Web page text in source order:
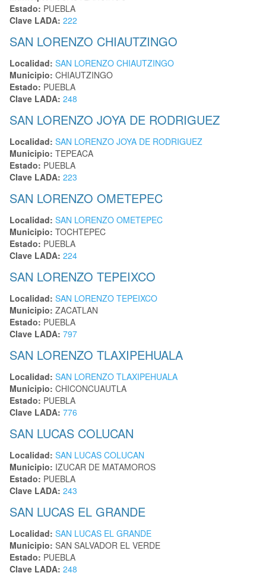
Estado: PUEBLA
Clave LADA: 222
SAN LORENZO CHIAUTZINGO
Localidad: SAN LORENZO CHIAUTZINGO
Municipio: CHIAUTZINGO
Estado: PUEBLA
Clave LADA: 248
SAN LORENZO JOYA DE RODRIGUEZ
Localidad: SAN LORENZO JOYA DE RODRIGUEZ
Municipio: TEPEACA
Estado: PUEBLA
Clave LADA: 223
SAN LORENZO OMETEPEC
Localidad: SAN LORENZO OMETEPEC
Municipio: TOCHTEPEC
Estado: PUEBLA
Clave LADA: 224
SAN LORENZO TEPEIXCO
Localidad: SAN LORENZO TEPEIXCO
Municipio: ZACATLAN
Estado: PUEBLA
Clave LADA: 797
SAN LORENZO TLAXIPEHUALA
Localidad: SAN LORENZO TLAXIPEHUALA
Municipio: CHICONCUAUTLA
Estado: PUEBLA
Clave LADA: 776
SAN LUCAS COLUCAN
Localidad: SAN LUCAS COLUCAN
Municipio: IZUCAR DE MATAMOROS
Estado: PUEBLA
Clave LADA: 243
SAN LUCAS EL GRANDE
Localidad: SAN LUCAS EL GRANDE
Municipio: SAN SALVADOR EL VERDE
Estado: PUEBLA
Clave LADA: 248